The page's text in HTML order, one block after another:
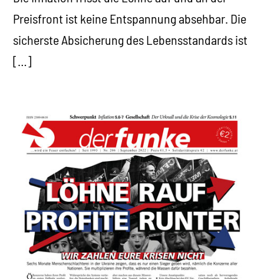
Preisfront ist keine Entspannung absehbar. Die
sicherste Absicherung des Lebensstandards ist
[…]